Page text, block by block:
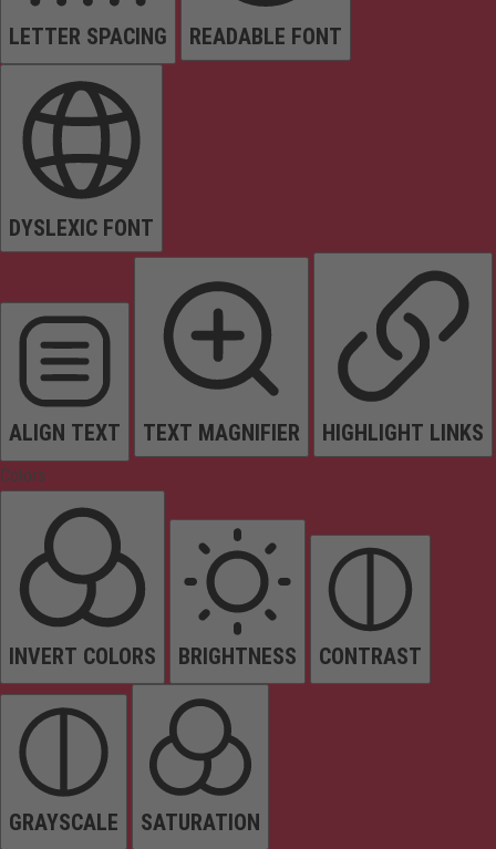
LETTER SPACING READABLE FONT
DYSLEXIC FONT
ALIGN TEXT TEXT MAGNIFIER HIGHLIGHT LINKS
Colors
INVERT COLORS BRIGHTNESS CONTRAST
GRAYSCALE SATURATION